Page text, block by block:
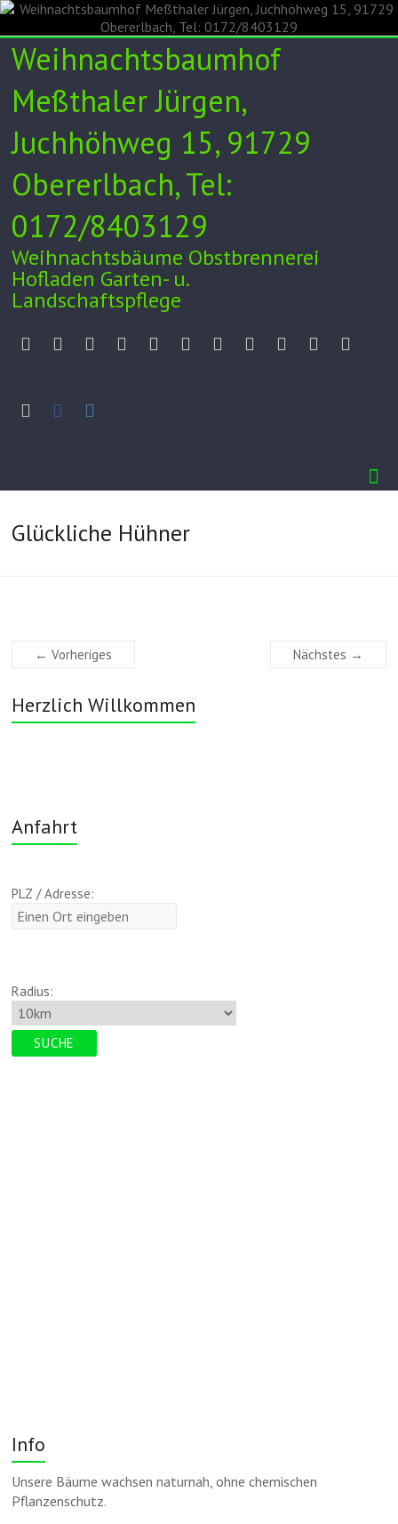
Skip
content
Weihnachtsbaumhof
Meßthaler Jürgen,
Juchhöhweg 15, 91729
Obererlbach, Tel:
0172/8403129
Weihnachtsbäume Obstbrennerei
Hofladen Garten- u.
Landschaftspflege
Hof
24h
und
LandschaftspflegeAGB
Glückliche Hühner
← Vorheriges Nächstes →
Herzlich Willkommen
Anfahrt
PLZ / Adresse:
Radius:
Info
Unsere Bäume wachsen naturnah, ohne chemischen
Pflanzenschutz.